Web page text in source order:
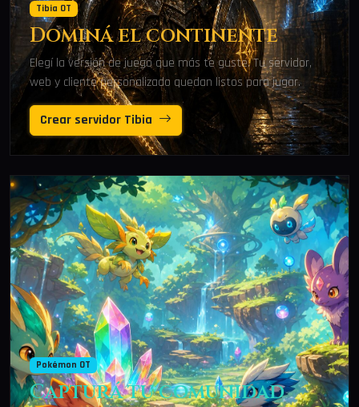
Tibia OT
Dominá el continente
Elegí la versión de juego que más te guste. Tu servidor,
web y cliente personalizado quedan listos para jugar.
Crear servidor Tibia
Pokémon OT
Capturá tu comunidad